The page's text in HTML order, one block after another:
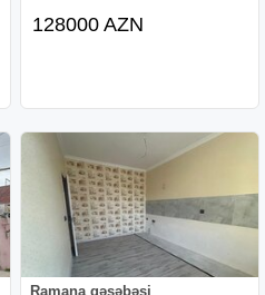
128000 AZN
Ramana qəsəbəsi